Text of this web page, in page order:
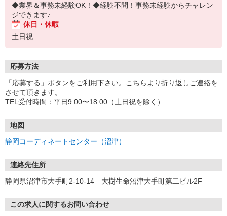
◆業界＆事務未経験OK！◆経験不問！事務未経験からチャレン
ジできます♪
休日・休暇
土日祝
応募方法
「応募する」ボタンをご利用下さい。こちらより折り返しご連絡を
させて頂きます。
TEL受付時間：平日9:00〜18:00（土日祝を除く）
地図
静岡コーディネートセンター（沼津）
連絡先住所
静岡県沼津市大手町2-10-14 大樹生命沼津大手町第二ビル2F
この求人に関するお問い合わせ